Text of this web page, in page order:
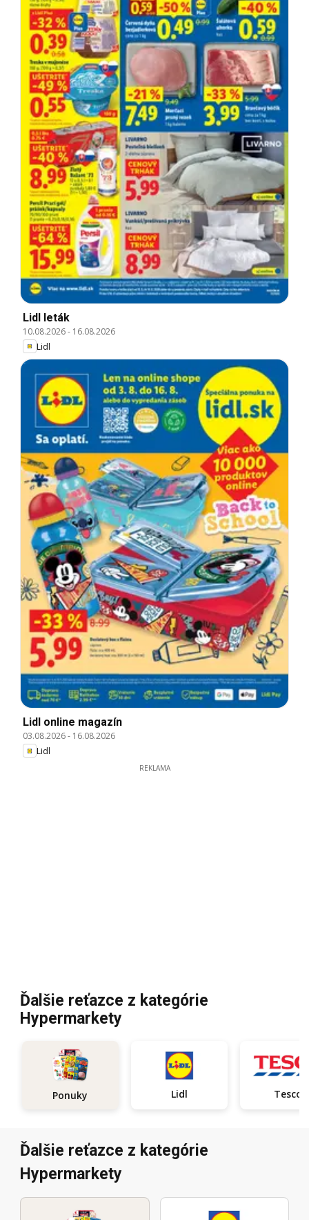
Lidl leták
10.08.2026- 16.08.2026
Lidl
Lidl online magazín
03.08.2026- 16.08.2026
Lidl
REKLAMA
Ďalšie reťazce z kategórie
Hypermarkety
Ponuky Lidl Tesco
Ďalšie reťazce z kategórie
Hypermarkety